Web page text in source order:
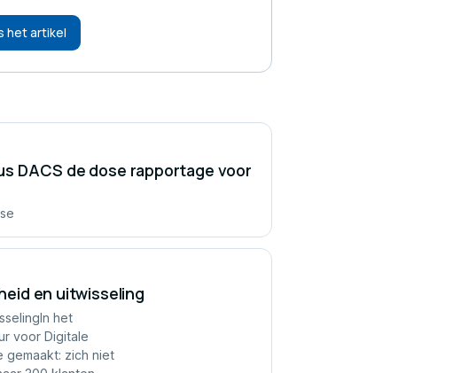
het artikel
DACS de dose rapportage voor
en uitwisseling
het
voor Digitale
gemaakt: zich niet